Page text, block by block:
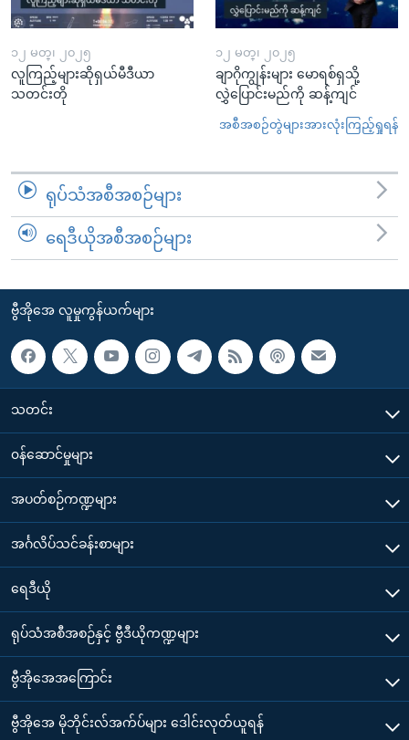
၁၂ မတ္၊ ၂၀၂၅
လူကြည့်များဆိုရှယ်မီဒီယာ
သတင်းတို
၁၂ မတ္၊ ၂၀၂၅
ချာဂိုကျွန်းများ မောရစ်ရှသို့
လွှဲပြောင်းမည်ကို ဆန့်ကျင်
အစီအစဉ်တွဲများအားလုံးကြည့်ရှုရန်
ရုပ်သံအစီအစဉ်များ
ရေဒီယိုအစီအစဉ်များ
ဗွီအိုအေ လူမှုကွန်ယက်များ
သတင်း
၀န်ဆောင်မှုများ
အပတ်စဉ်ကဏ္ဍများ
အင်္ဂလိပ်သင်ခန်းစာများ
ရေဒီယို
ရုပ်သံအစီအစဉ်နှင့် ဗွီဒီယိုကဏ္ဍများ
ဗွီအိုအေအကြောင်း
ဗွီအိုအေ မိုဘိုင်းလ်အက်ပ်များ ဒေါင်းလုတ်ယူရန်